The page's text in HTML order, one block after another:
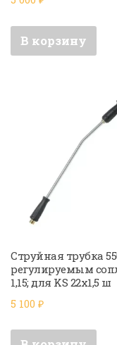
В корзину
Струйная трубка
регулируемым
1,15; для KS 22х1,5 ш
5 100 ₽